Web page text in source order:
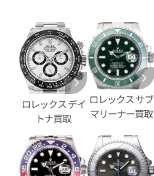
イトジャスト 126234 ミン
字盤
日時点の参考買取価格です
ロレックス デイ
トナ買取
ロレックス サブ
マリーナー買取